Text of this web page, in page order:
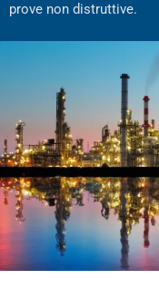
prove non distruttive.